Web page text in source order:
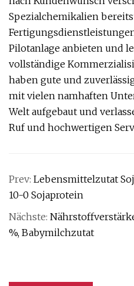
Spezialchemikalien
Pilotanlage anbieten und
vollständige
haben gute und
mit vielen namhaften
Welt aufgebaut und
Ruf und hochwertigen
Prev: Lebensmittelzutat
10-0 Sojaprotein
Nächste:
%, Babymilchzutat